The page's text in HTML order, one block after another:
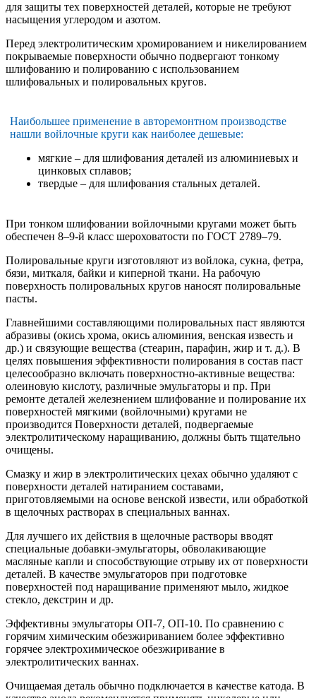
для защиты тех поверхностей деталей, которые не требуют
насыщения углеродом и азотом.
Перед электролитическим хромированием и никелированием
покрываемые поверхности обычно подвергают тонкому
шлифованию и полированию с использованием
шлифовальных и полировальных кругов.
Наибольшее применение в авторемонтном производстве
нашли войлочные круги как наиболее дешевые:
мягкие – для шлифования деталей из алюминиевых и
цинковых сплавов;
твердые – для шлифования стальных деталей.
При тонком шлифовании войлочными кругами может быть
обеспечен 8–9-й класс шероховатости по ГОСТ 2789–79.
Полировальные круги изготовляют из войлока, сукна, фетра,
бязи, миткаля, байки и киперной ткани. На рабочую
поверхность полировальных кругов наносят полировальные
пасты.
Главнейшими составляющими полировальных паст являются
абразивы (окись хрома, окись алюминия, венская известь и
др.) и связующие вещества (стеарин, парафин, жир и т. д.). В
целях повышения эффективности полирования в состав паст
целесообразно включать поверхностно-активные вещества:
олеиновую кислоту, различные эмульгаторы и пр. При
ремонте деталей железнением шлифование и полирование их
поверхностей мягкими (войлочными) кругами не
производится Поверхности деталей, подвергаемые
электролитическому наращиванию, должны быть тщательно
очищены.
Смазку и жир в электролитических цехах обычно удаляют с
поверхности деталей натиранием составами,
приготовляемыми на основе венской извести, или обработкой
в щелочных растворах в специальных ваннах.
Для лучшего их действия в щелочные растворы вводят
специальные добавки-эмульгаторы, обволакивающие
масляные капли и способствующие отрыву их от поверхности
деталей. В качестве эмульгаторов при подготовке
поверхностей под наращивание применяют мыло, жидкое
стекло, декстрин и др.
Эффективны эмульгаторы ОП-7, ОП-10. По сравнению с
горячим химическим обезжириванием более эффективно
горячее электрохимическое обезжиривание в
электролитических ваннах.
Очищаемая деталь обычно подключается в качестве катода. В